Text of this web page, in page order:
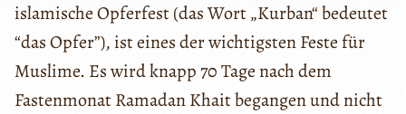
islamische Opferfest (das Wort „Kurban“ bedeutet
“das Opfer”), ist eines der wichtigsten Feste für
Muslime. Es wird knapp 70 Tage nach dem
Fastenmonat Ramadan Khait begangen und nicht